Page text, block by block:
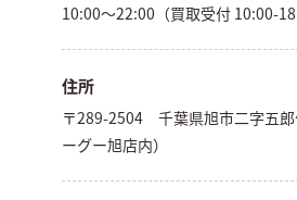
10:00～22:00（買取受付 10:00-
住所
〒289-2504 千葉県旭市二字五
ーグー旭店内）